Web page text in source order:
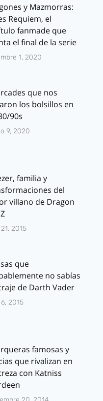
y Mazmorras:
Requiem, el
fanmade que
el final de la serie
1, 2020
que nos
los bolsillos en
90s
9, 2020
familia y
del
villano de Dragon
2015
que
no sabías
de Darth Vader
2015
famosas y
que rivalizan en
con Katniss